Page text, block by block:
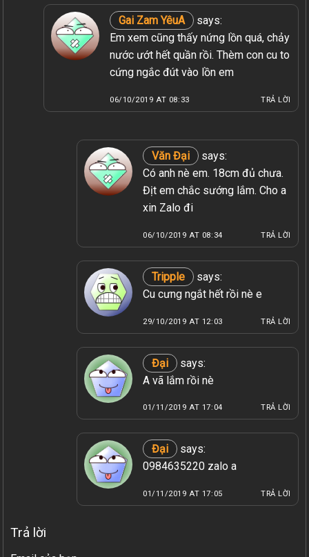
Gai Zam YêuA
says:
Em xem cũng thấy nứng lồn quá, chảy
nước ướt hết quần rồi. Thèm con cu to
cứng ngắc đút vào lồn em
06/10/2019 AT 08:33 TRẢ LỜI
Văn Đại
says:
Có anh nè em. 18cm đủ chưa.
Địt em chắc sướng lắm. Cho a
xin Zalo đi
06/10/2019 AT 08:34 TRẢ LỜI
Tripple
says:
Cu cưng ngắt hết rồi nè e
29/10/2019 AT 12:03 TRẢ LỜI
Đại
says:
A vã lắm rồi nè
01/11/2019 AT 17:04 TRẢ LỜI
Đại
says:
0984635220 zalo a
01/11/2019 AT 17:05 TRẢ LỜI
Trả lời